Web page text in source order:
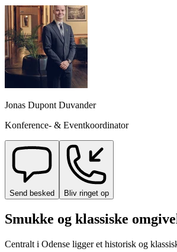
Jonas Dupont Duvander
Konference- & Eventkoordinator
Send besked Bliv ringet op
Smukke og klassiske
Centralt i Odense ligger et historisk og